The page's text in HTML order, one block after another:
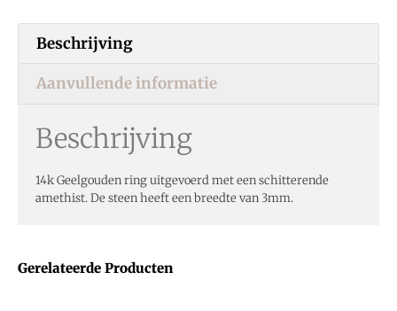
Gerelateerde Producten
Beschrijving
Aanvullende informatie
Beschrijving
14k Geelgouden ring uitgevoerd met een schitterende
amethist. De steen heeft een breedte van 3mm.